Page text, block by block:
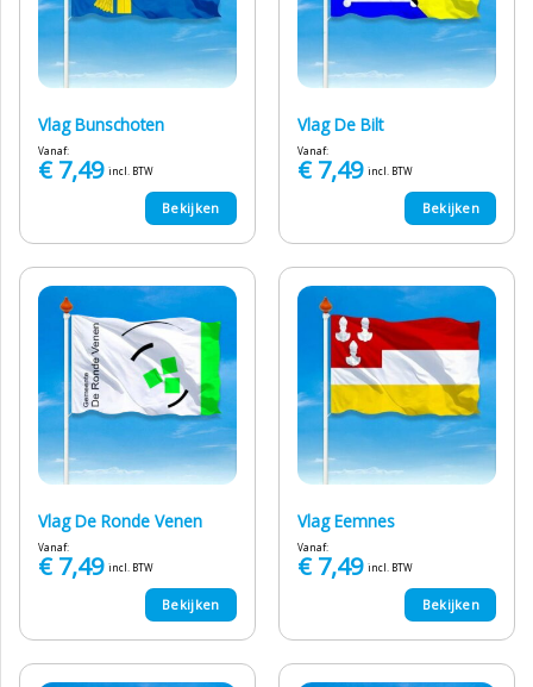
Vlag Bunschoten
Vanaf:
€7,49 incl. BTW
Bekijken
Vlag De Bilt
Vanaf:
€7,49 incl. BTW
Bekijken
Vlag De Ronde Venen
Vanaf:
€7,49 incl. BTW
Bekijken
Vlag Eemnes
Vanaf:
€7,49 incl. BTW
Bekijken